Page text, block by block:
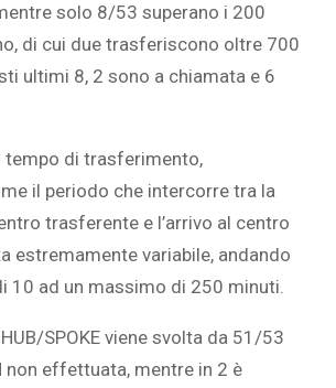
solo 8/53 superano i 200
di cui due trasferiscono oltre 700
ultimi 8, 2 sono a chiamata e 6
tempo di trasferimento,
il periodo che intercorre tra la
trasferente e l’arrivo al centro
estremamente variabile, andando
10 ad un massimo di 250 minuti.
SPOKE viene svolta da 51/53
non effettuata, mentre in 2 è